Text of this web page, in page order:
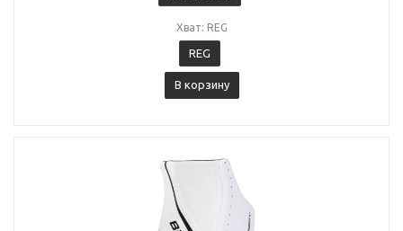
Хват: REG
REG
В корзину